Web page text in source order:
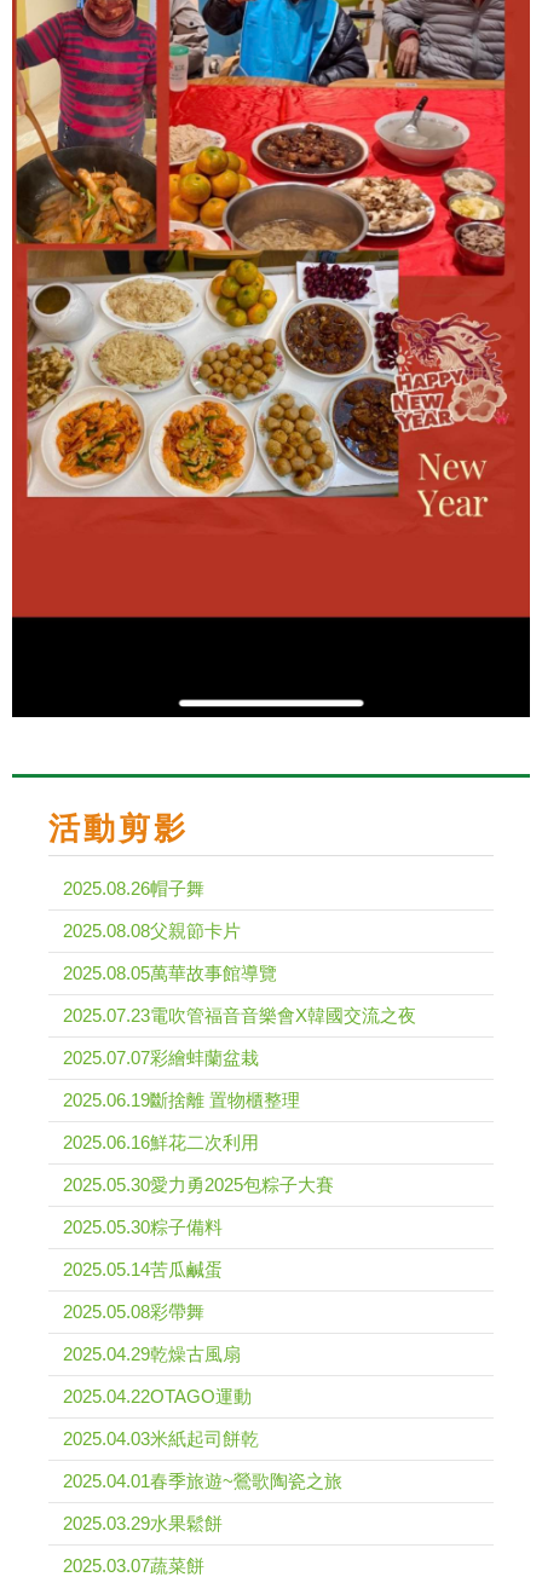
活動剪影
2025.08.26帽子舞
2025.08.08父親節卡片
2025.08.05萬華故事館導覽
2025.07.23電吹管福音音樂會X韓國交流之夜
2025.07.07彩繪蚌蘭盆栽
2025.06.19斷捨離 置物櫃整理
2025.06.16鮮花二次利用
2025.05.30愛力勇2025包粽子大賽
2025.05.30粽子備料
2025.05.14苦瓜鹹蛋
2025.05.08彩帶舞
2025.04.29乾燥古風扇
2025.04.22OTAGO運動
2025.04.03米紙起司餅乾
2025.04.01春季旅遊~鶯歌陶瓷之旅
2025.03.29水果鬆餅
2025.03.07蔬菜餅